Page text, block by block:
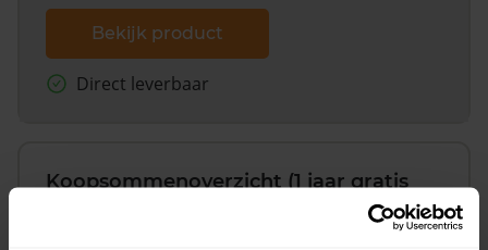
Bekijk product
Direct leverbaar
Koopsommenoverzicht (1 jaar gratis